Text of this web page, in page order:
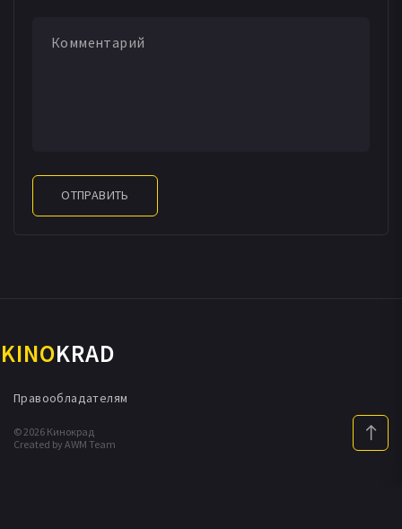
ОТПРАВИТЬ
KINOKRAD
© 2026 Кинокрад
Created by AWM Team
Правообладателям